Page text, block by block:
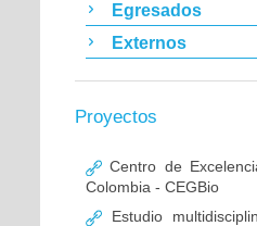
Egresados
Externos
Proyectos
Centro de
Colombia - CEGBio
Estudio